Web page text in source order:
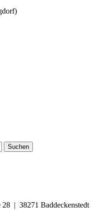
Suchen
28 | 38271